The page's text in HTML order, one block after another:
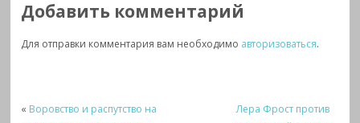
Добавить комментарий
Для отправки комментария вам необходимо авторизоваться.
« Воровство и распутство на
Лера Фрост против